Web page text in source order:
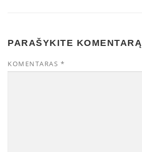
PARAŠYKITE KOMENTARĄ
KOMENTARAS *